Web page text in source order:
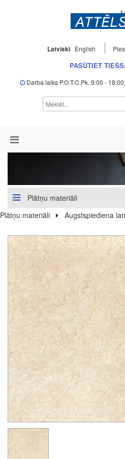
Latviski English
PASŪTIET
Darba laiks P.O.T.C.Pk. 9:00 -
Plātņu materiāli
Plātņu materiāli
Augstspiediena